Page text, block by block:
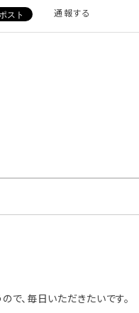
通報する
、毎日いただきたいです。